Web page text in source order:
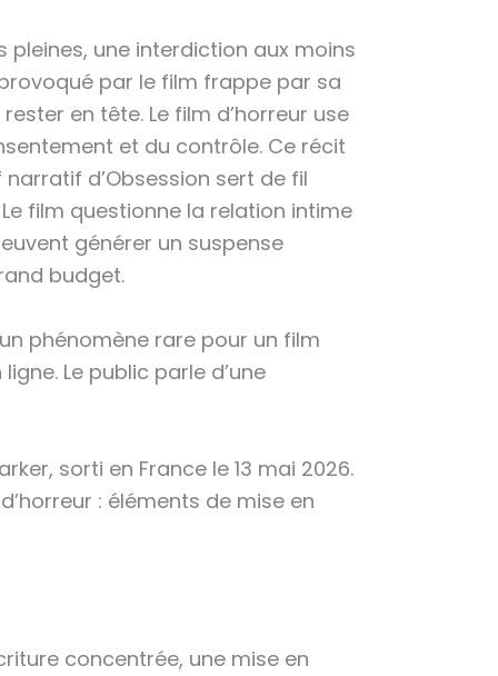
pleines, une interdiction aux moins
par le film frappe par sa
en tête. Le film d’horreur use
et du contrôle. Ce récit
d’Obsession sert de fil
film questionne la relation intime
générer un suspense
budget.
phénomène rare pour un film
Le public parle d’une
sorti en France le 13 mai 2026.
: éléments de mise en
concentrée, une mise en